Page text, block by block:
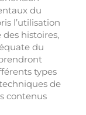
du
l’utilisation
histoires,
du
types
de
contenus